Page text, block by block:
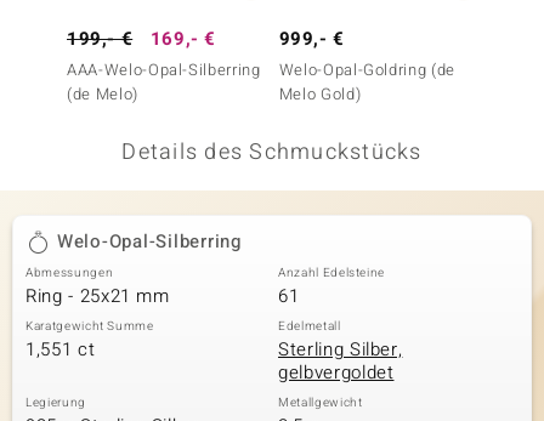
199,- € 169,- €
AAA-Welo-Opal-Silberring
(de Melo)
999,- €
Welo-Opal-Goldring (de
Melo Gold)
Details des Schmuckstücks
Welo-Opal-Silberring
Abmessungen
Ring - 25x21 mm
Anzahl Edelsteine
61
Karatgewicht Summe
1,551 ct
Edelmetall
Sterling Silber,
gelbvergoldet
Legierung Metallgewicht